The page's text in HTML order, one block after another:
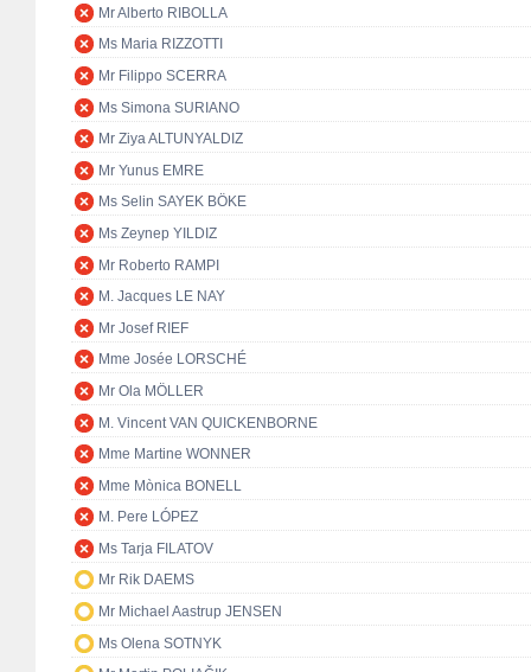
Mr Alberto RIBOLLA
Ms Maria RIZZOTTI
Mr Filippo SCERRA
Ms Simona SURIANO
Mr Ziya ALTUNYALDIZ
Mr Yunus EMRE
Ms Selin SAYEK BÖKE
Ms Zeynep YILDIZ
Mr Roberto RAMPI
M. Jacques LE NAY
Mr Josef RIEF
Mme Josée LORSCHÉ
Mr Ola MÖLLER
M. Vincent VAN QUICKENBORNE
Mme Martine WONNER
Mme Mònica BONELL
M. Pere LÓPEZ
Ms Tarja FILATOV
Mr Rik DAEMS
Mr Michael Aastrup JENSEN
Ms Olena SOTNYK